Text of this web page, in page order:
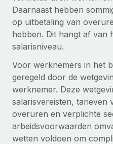
Mobiliteit en
Plaats werknemers
Secundaire
beheren
Naar de blog
Productupdates van
integraties en
Het blijft de missie van
te helpen bij het aannemen,
Meer informatie
Daarnaast hebben
op uitbetaling van
hebben. Dit hangt af van
salarisniveau.
Voor werknemers in het
geregeld door de
werknemer. Deze
salarisvereisten, tarieven
overuren en verplichte
arbeidsvoorwaarden
wetten voldoen om